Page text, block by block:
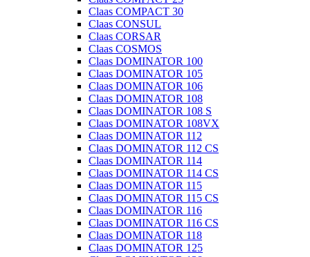
Claas COMPACT 30
Claas CONSUL
Claas CORSAR
Claas COSMOS
Claas DOMINATOR 100
Claas DOMINATOR 105
Claas DOMINATOR 106
Claas DOMINATOR 108
Claas DOMINATOR 108 S
Claas DOMINATOR 108VX
Claas DOMINATOR 112
Claas DOMINATOR 112 CS
Claas DOMINATOR 114
Claas DOMINATOR 114 CS
Claas DOMINATOR 115
Claas DOMINATOR 115 CS
Claas DOMINATOR 116
Claas DOMINATOR 116 CS
Claas DOMINATOR 118
Claas DOMINATOR 125